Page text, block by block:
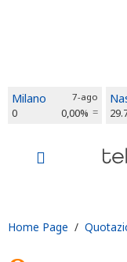
Milano 7-ago
0 0,00%
Home Page /